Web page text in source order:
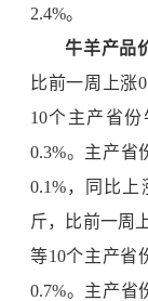
2.4%。
牛羊产品
比前一周上涨
10个主产省
0.3%。主产省
0.1%，同比上
斤，比前一周
等10个主产省
0.7%。主产省